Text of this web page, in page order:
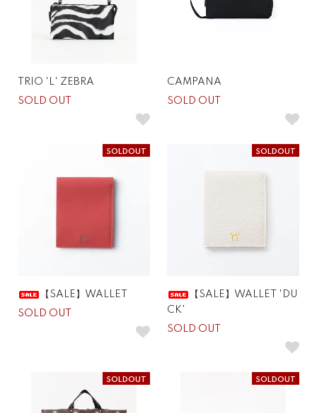
TRIO 'L' ZEBRA
SOLD OUT
CAMPANA
SOLD OUT
SOLDOUT
【SALE】WALLET
SOLD OUT
SOLDOUT
【SALE】WALLET 'DU
CK'
SOLD OUT
SOLDOUT SOLDOUT